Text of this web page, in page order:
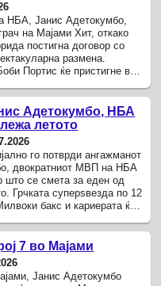
НБА, Јанис Адетокумбо,
на Мајами Хит, откако
постигна договор со
размена.
Портис ќе пристигне во
Адетокумбо, НБА
летото
го потврди ангажманот
двократниот МВП на НБА
што се смета за еден од
Грчката суперѕвезда по 12
бакс и кариерата ќе
7 во Мајами
Јанис Адетокумбо